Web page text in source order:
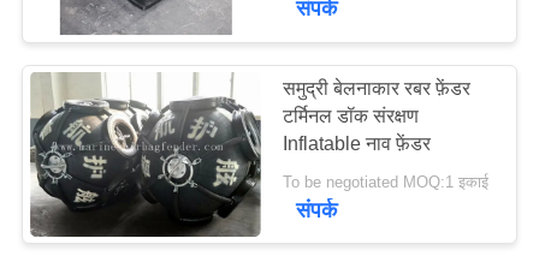
संपर्क
समुद्री बेलनाकार रबर फ़ेंडर
टर्मिनल डॉक संरक्षण
Inflatable नाव फ़ेंडर
To be negotiated MOQ:1 इकाई
संपर्क